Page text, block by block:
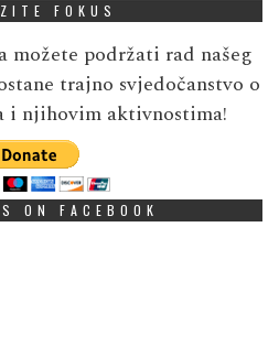
FOKUS
možete podržati rad našeg
trajno svjedočanstvo o
i njihovim aktivnostima!
ON FACEBOOK